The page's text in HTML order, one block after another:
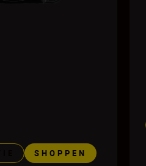
SHOPPEN